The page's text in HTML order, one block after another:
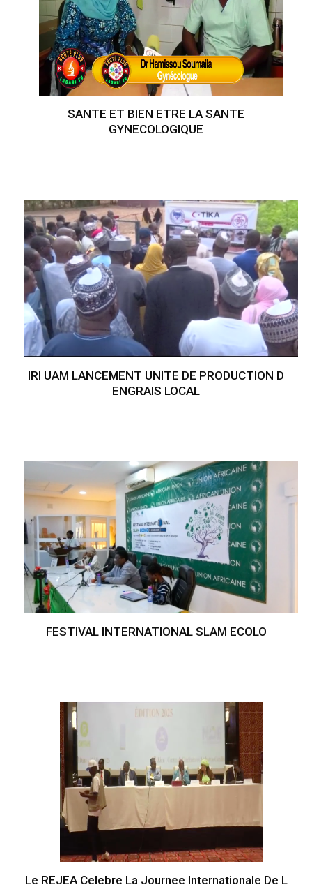
SANTE ET BIEN ETRE LA SANTE
GYNECOLOGIQUE
IRI UAM LANCEMENT UNITE DE PRODUCTION D
ENGRAIS LOCAL
FESTIVAL INTERNATIONAL SLAM ECOLO
Le REJEA Celebre La Journee Internationale De L